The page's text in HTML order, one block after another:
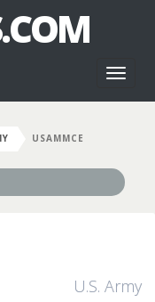
USAMMCE
U.S. Army